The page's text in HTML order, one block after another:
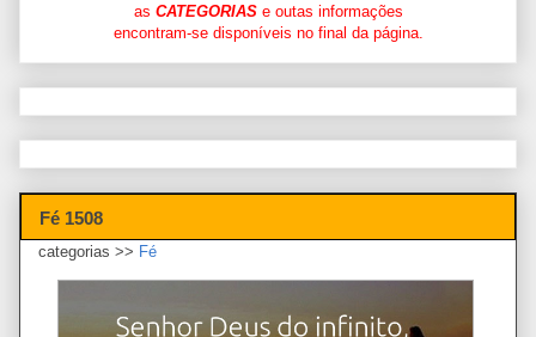
as CATEGORIASe outas informações
encontram-se disponíveis no final da página.
Fé 1508
categorias >> Fé